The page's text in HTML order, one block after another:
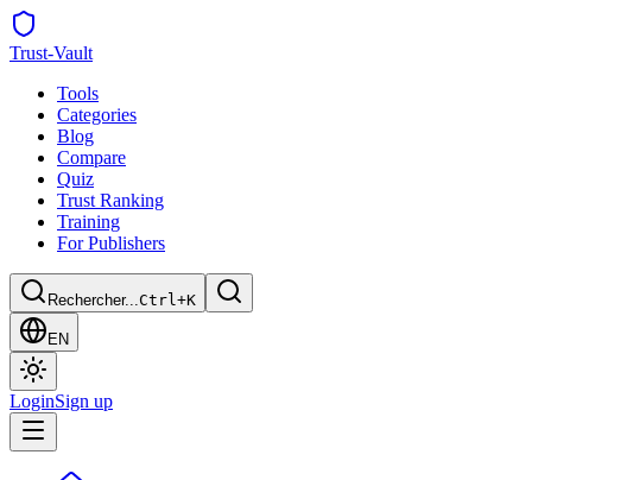
Trust-Vault
Tools
Categories
Blog
Compare
Quiz
Trust Ranking
Training
For Publishers
Rechercher...Ctrl+K
EN
LoginSign up